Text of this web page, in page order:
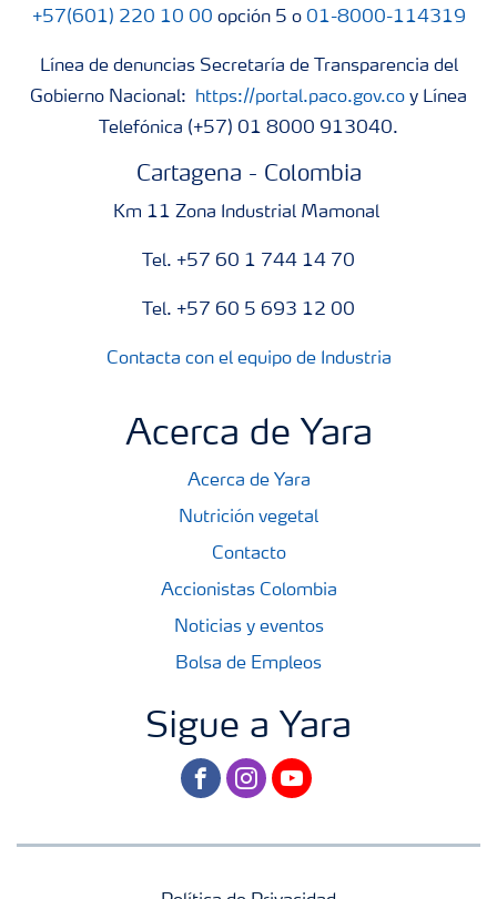
+57(601) 220 10 00 opción 5 o 01-8000-114319
Línea de denuncias Secretaría de Transparencia del
Gobierno Nacional: https://portal.paco.gov.co y Línea
Telefónica (+57) 01 8000 913040.
Cartagena - Colombia
Km 11 Zona Industrial Mamonal
Tel. +57 60 1 744 14 70
Tel. +57 60 5 693 12 00
Contacta con el equipo de Industria
Acerca de Yara
Acerca de Yara
Nutrición vegetal
Contacto
Accionistas Colombia
Noticias y eventos
Bolsa de Empleos
Sigue a Yara
facebookinstagram
youtube